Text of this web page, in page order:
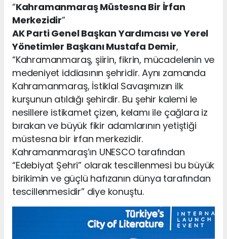
“Kahramanmaraş Müstesna Bir İrfan
Merkezidir”
AK Parti Genel Başkan Yardımcısı ve Yerel
Yönetimler Başkanı Mustafa Demir,
“Kahramanmaraş, şiirin, fikrin, mücadelenin ve
medeniyet iddiasının şehridir. Aynı zamanda
Kahramanmaraş, İstiklal Savaşımızın ilk
kurşunun atıldığı şehirdir. Bu şehir kalemi le
nesillere istikamet çizen, kelamı ile çağlara iz
bırakan ve büyük fikir adamlarının yetiştiği
müstesna bir irfan merkezidir.
Kahramanmaraş’ın UNESCO tarafından
“Edebiyat Şehri” olarak tescillenmesi bu büyük
birikimin ve güçlü hafızanın dünya tarafından
tescillenmesidir” diye konuştu.